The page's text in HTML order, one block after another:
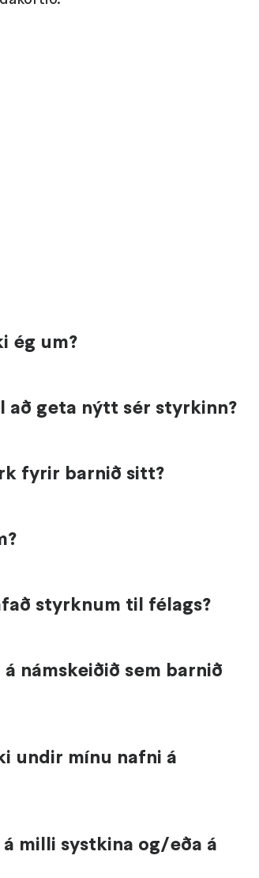
ég um?
að geta nýtt sér styrkinn?
fyrir barnið sitt?
styrknum til félags?
námskeiðið sem barnið
undir mínu nafni á
milli systkina og/eða á